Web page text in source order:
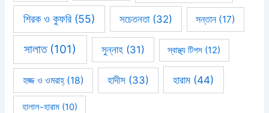
শিরক ও কুফরি(55) সচেতনতা(32) সন্তান(17)
সালাত(101) সুন্নাহ (31) স্বাস্থ্য টিপস (12)
হজ্জ ও ওমরাহ্‌(18) হাদীস(33) হারাম (44)
হালাল-হারাম(10)